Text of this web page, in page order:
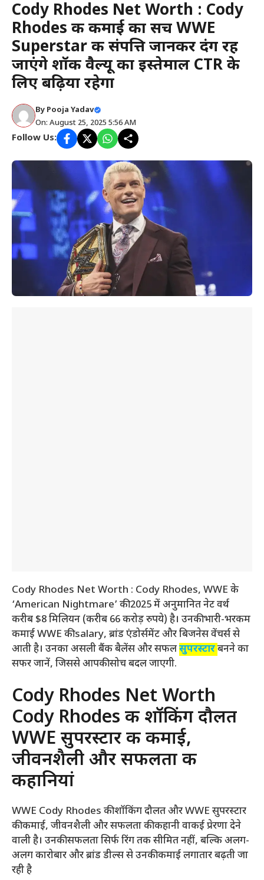
Cody Rhodes Net Worth : Cody
Rhodes की कमाई का सच WWE
Superstar की संपत्ति जानकर दंग रह
जाएंगे शॉक वैल्यू का इस्तेमाल CTR के
लिए बढ़िया रहेगा
By Pooja Yadav
On: August 25, 2025 5:56 AM
Follow Us:
Cody Rhodes Net Worth : Cody Rhodes, WWE के
‘American Nightmare’ की 2025 में अनुमानित नेट वर्थ
करीब $8 मिलियन (करीब 66 करोड़ रुपये) है। उनकी भारी-भरकम
कमाई WWE की salary, ब्रांड एंडोर्समेंट और बिजनेस वेंचर्स से
आती है। उनका असली बैंक बैलेंस और सफलसुपरस्टारबनने का
सफर जानें, जिससे आपकी सोच बदल जाएगी.
Cody Rhodes Net Worth
Cody Rhodes की शॉकिंग दौलत
WWE सुपरस्टार की कमाई,
जीवनशैली और सफलता की
कहानियां
WWE Cody Rhodes की शॉकिंग दौलत और WWE सुपरस्टार
की कमाई, जीवनशैली और सफलता की कहानी वाकई प्रेरणा देने
वाली है। उनकी सफलता सिर्फ रिंग तक सीमित नहीं, बल्कि अलग-
अलग कारोबार और ब्रांड डील्स से उनकी कमाई लगातार बढ़ती जा
रही है